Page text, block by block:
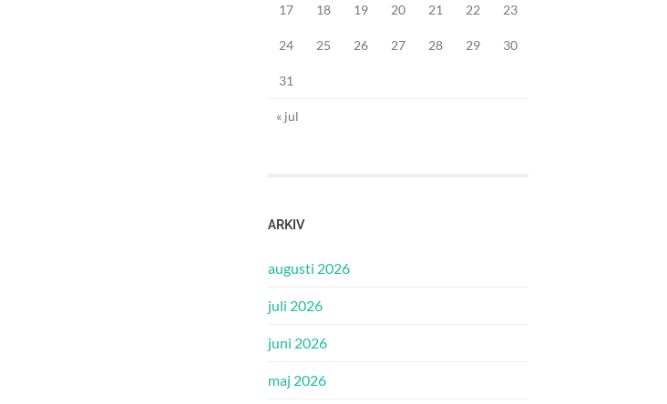
17 18 19 20 21 22 23
24 25 26 27 28 29 30
31
« jul
ARKIV
augusti 2026
juli 2026
juni 2026
maj 2026